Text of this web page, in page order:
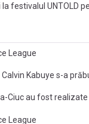
festivalul UNTOLD
League
Kabuye s-a
Ciuc au fost
League